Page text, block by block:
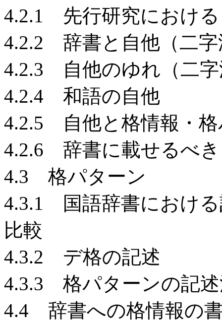
4.2.1 先行研究におけ
4.2.2 辞書と自他（二
4.2.3 自他のゆれ（二
4.2.4 和語の自他
4.2.5 自他と格情報・格
4.2.6 辞書に載せるべ
4.3 格パターン
4.3.1 国語辞書における
比較
4.3.2 デ格の記述
4.3.3 格パターンの記
4.4 辞書への格情報の